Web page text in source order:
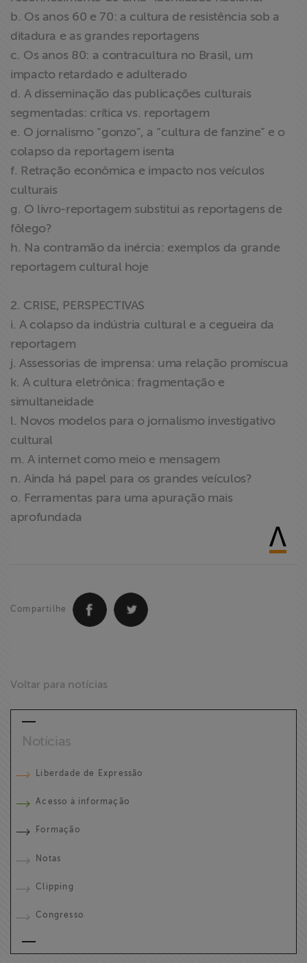
b. Os anos 60 e 70: a cultura de resistência sob a
ditadura e as grandes reportagens
c. Os anos 80: a contracultura no Brasil, um
impacto retardado e adulterado
d. A disseminação das publicações culturais
segmentadas: crítica vs. reportagem
e. O jornalismo “gonzo”, a “cultura de fanzine” e o
colapso da reportagem isenta
f. Retração econômica e impacto nos veículos
culturais
g. O livro-reportagem substitui as reportagens de
fôlego?
h. Na contramão da inércia: exemplos da grande
reportagem cultural hoje
2. CRISE, PERSPECTIVAS
i. A colapso da indústria cultural e a cegueira da
reportagem
j. Assessorias de imprensa: uma relação promíscua
k. A cultura eletrônica: fragmentação e
simultaneidade
l. Novos modelos para o jornalismo investigativo
cultural
m. A internet como meio e mensagem
n. Ainda há papel para os grandes veículos?
o. Ferramentas para uma apuração mais
aprofundada
Compartilhe
Voltar para notícias
Notícias
Liberdade de Expressão
Acesso à informação
Formação
Notas
Clipping
Congresso